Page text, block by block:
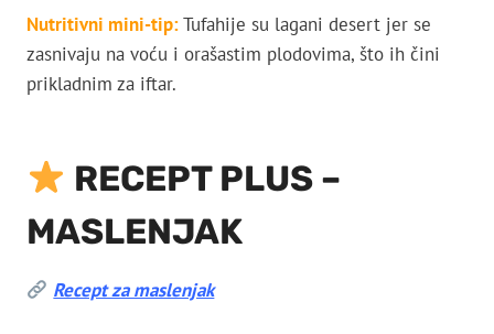
Nutritivni mini-tip:Tufahije su lagani desert jer se
zasnivaju na voću i orašastim plodovima, što ih čini
prikladnim za iftar.
RECEPT PLUS –
MASLENJAK
Recept za maslenjak